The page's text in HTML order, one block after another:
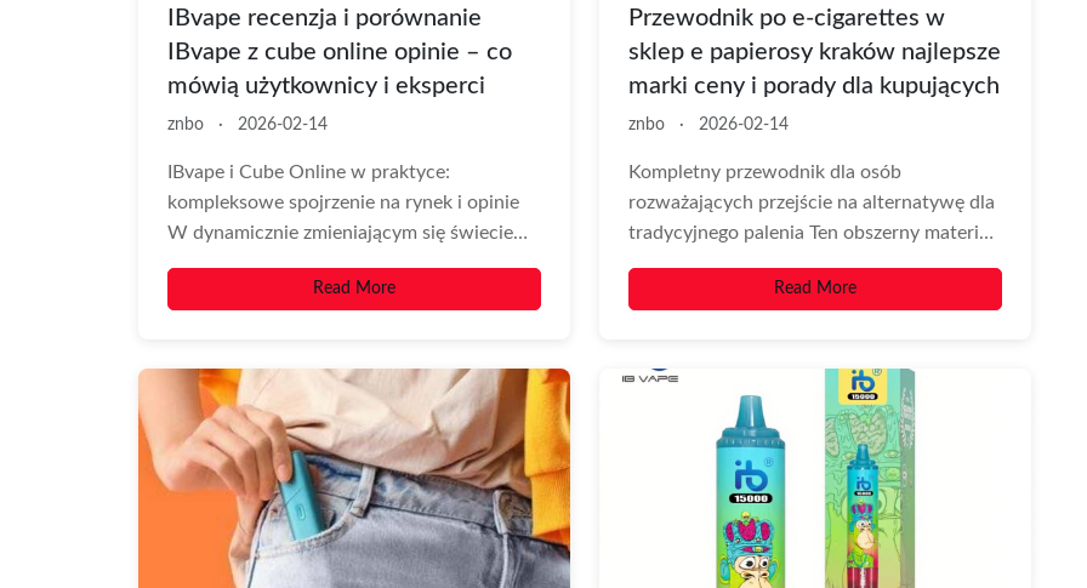
IBvape recenzja i porównanie
IBvape z cube online opinie – co
mówią użytkownicy i eksperci
znbo · 2026-02-14
IBvape i Cube Online w praktyce:
kompleksowe spojrzenie na rynek i opinie
W dynamicznie zmieniającym się świecie
Read More
Przewodnik po e-cigarettes w
sklep e papierosy kraków najlepsze
marki ceny i porady dla kupujących
znbo · 2026-02-14
Kompletny przewodnik dla osób
rozważających przejście na alternatywę dla
tradycyjnego palenia Ten obszerny materiał
porównania, oraz lokalne...
Read More